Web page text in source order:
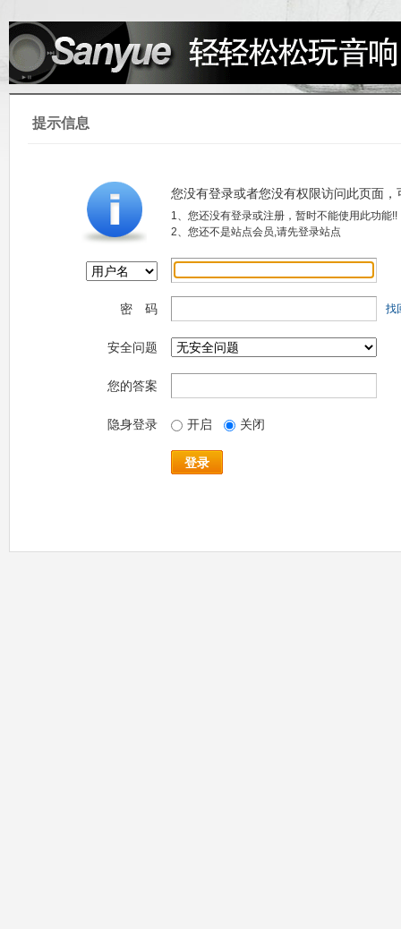
提示信息
您没有登录或者您没有权限访问此页面
1、您还没有登录或注册，暂时不能使用此功能!!
2、您还不是站点会员,请先登录站点
密 码 找
安全问题
您的答案
隐身登录 开启 关闭
登录